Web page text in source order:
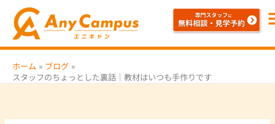
ス
ホーム
ブログ
スタッフのちょっとした裏話｜教材はいつも手作りです